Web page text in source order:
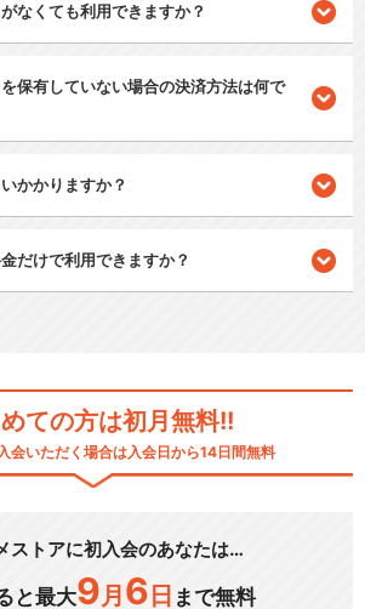
なくても利用できますか？
保有していない場合の決済方法は何で
かかりますか？
だけで利用できますか？
ての方は初月無料!!
会いただく場合は入会日から14日間無料
ストアに初入会のあなたは…
と最大9 月 6 日 まで無料